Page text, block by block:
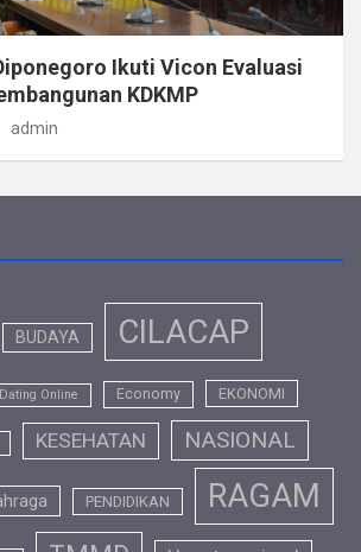
Ikuti Vicon Evaluasi
KDKMP
admin
BUDAYA CILACAP
Dating Online Economy EKONOMI
KESEHATAN NASIONAL
PENDIDIKAN RAGAM